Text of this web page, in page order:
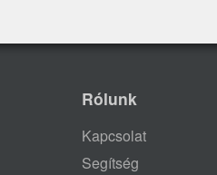
Rólunk
Kapcsolat
Segítség